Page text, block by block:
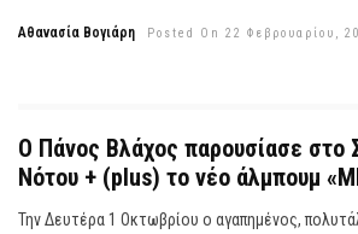
Αθανασία Βογιάρη Posted On 22 Φεβρουαρίου,
Ο Πάνος Βλάχος παρουσίασε στο
Νότου + (plus) το νέο άλμπουμ
Την Δευτέρα 1 Οκτωβρίου ο αγαπημένος,